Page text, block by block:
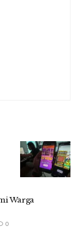
Warga
0